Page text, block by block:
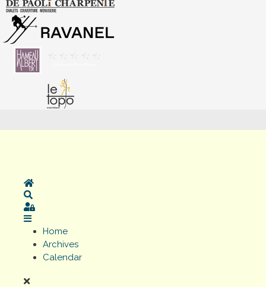
Home
Sign In
Home
Archives
Calendar